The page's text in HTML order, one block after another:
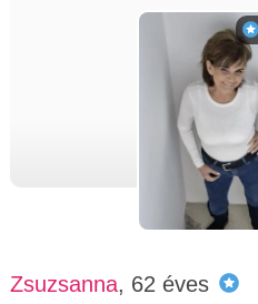
Zsuzsanna, 62 éves